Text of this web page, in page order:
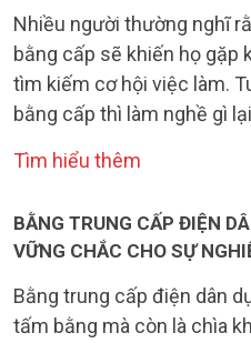
Nhiều người thường nghĩ
bằng cấp sẽ khiến họ gặp
tìm kiếm cơ hội việc làm.
bằng cấp thì làm nghề gì
Tìm hiểu thêm
BẰNG TRUNG CẤP ĐIỆN
VỮNG CHẮC CHO SỰ
Bằng trung cấp điện dân
tấm bằng mà còn là chìa